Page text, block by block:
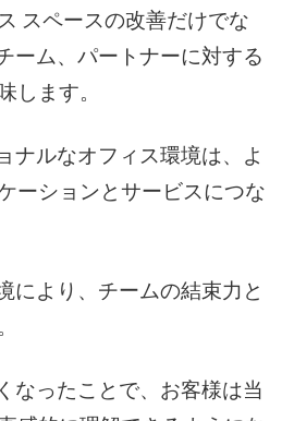
スペースの改善だけでな
ーム、パートナーに対する
します。
ナルなオフィス環境は、よ
ーションとサービスにつな
により、チームの結束力と
なったことで、お客様は当